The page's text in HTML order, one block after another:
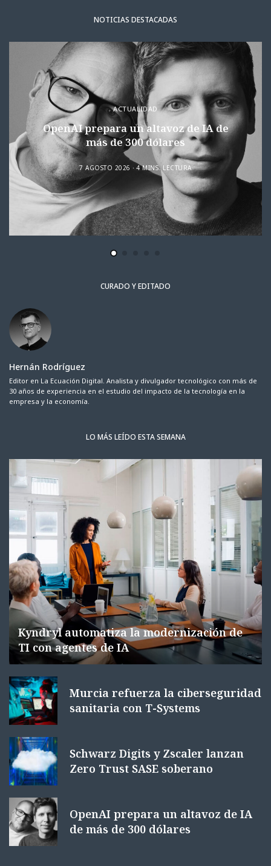
NOTICIAS DESTACADAS
ACTUALIDAD
OpenAI prepara un altavoz de IA de
más de 300 dólares
7 AGOSTO 2026 4 MINS. LECTURA
CURADO Y EDITADO
Hernán Rodríguez
Editor en La Ecuación Digital. Analista y divulgador tecnológico con más de
30 años de experiencia en el estudio del impacto de la tecnología en la
empresa y la economía.
LO MÁS LEÍDO ESTA SEMANA
Kyndryl automatiza la modernización de
TI con agentes de IA
Murcia refuerza la ciberseguridad
sanitaria con T-Systems
Schwarz Digits y Zscaler lanzan
Zero Trust SASE soberano
OpenAI prepara un altavoz de IA
de más de 300 dólares